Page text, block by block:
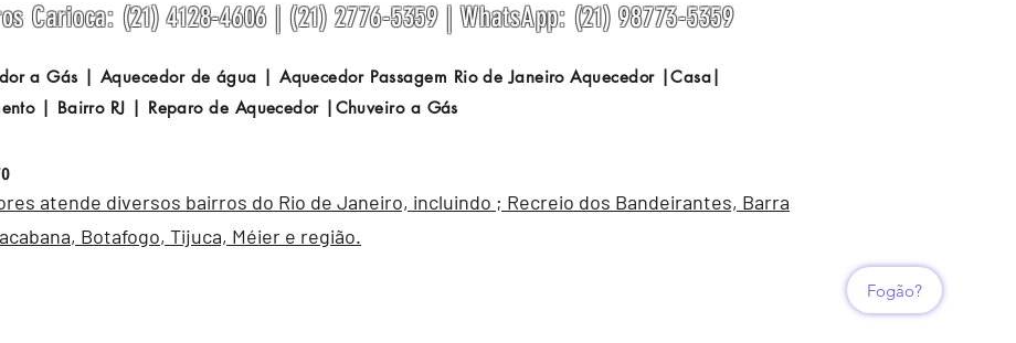
Carioca: (21) 4128-4606 | (21) 2776-5359 | WhatsApp: (21) 98773-5359
a Gás | Aquecedor de água | Aquecedor Passagem Rio de Janeiro Aquecedor |Casa|
| Bairro RJ | Reparo de Aquecedor |Chuveiro a Gás
atende diversos bairros do Rio de Janeiro, incluindo ; Recreio dos Bandeirantes, Barra
, Botafogo, Tijuca, Méier e região.
Fogão?